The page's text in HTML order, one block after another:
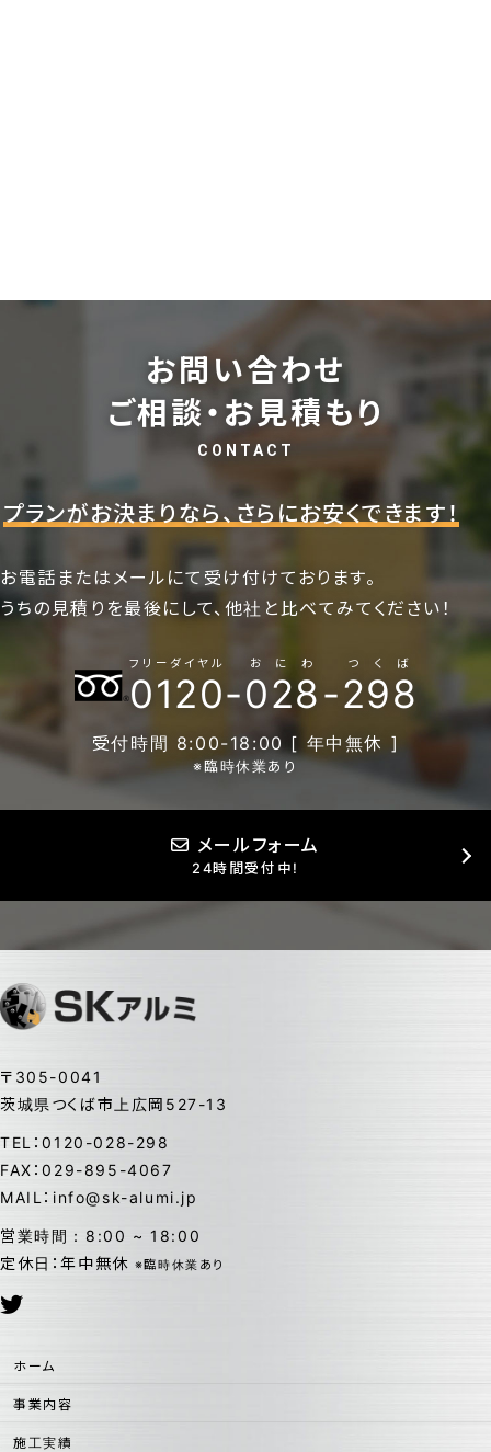
お問い合わせ
ご相談・お見積もり
CONTACT
プランがお決まりなら、さらにお安くできます！
お電話またはメールにて受け付けております。
うちの見積りを最後にして、他社と比べてみてください！
0120
フリーダイヤル
-028
おにわ
-298
つくば
受付時間 8:00-18:00 [ 年中無休 ]
※臨時休業あり
メールフォーム
24時間受付中!
〒305-0041
茨城県つくば市上広岡527-13
TEL：0120-028-298
FAX：029-895-4067
MAIL：info@sk-alumi.jp
営業時間：8:00 ~ 18:00
定休日：年中無休 ※臨時休業あり
ホーム
事業内容
施工実績